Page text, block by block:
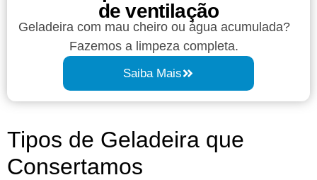
de ventilação
Geladeira com mau cheiro ou água acumulada?
Fazemos a limpeza completa.
Saiba Mais
Tipos de Geladeira que
Consertamos